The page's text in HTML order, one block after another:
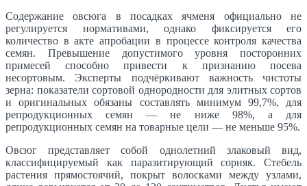
Содержание овсюга в посадках ячменя официально не
регулируется нормативами, однако фиксируется его
количество в акте апробации в процессе контроля качества
семян. Превышение допустимого уровня посторонних
примесей способно привести к признанию посева
несортовым. Эксперты подчёркивают важность чистоты
зерна: показатели сортовой однородности для элитных сортов
и оригинальных обязаны составлять минимум 99,7%, для
репродукционных семян — не ниже 98%, а для
репродукционных семян на товарные цели — не меньше 95%.
Овсюг представляет собой однолетний злаковый вид,
классифицируемый как паразитирующий сорняк. Стебель
растения прямостоячий, покрыт волосками между узлами,